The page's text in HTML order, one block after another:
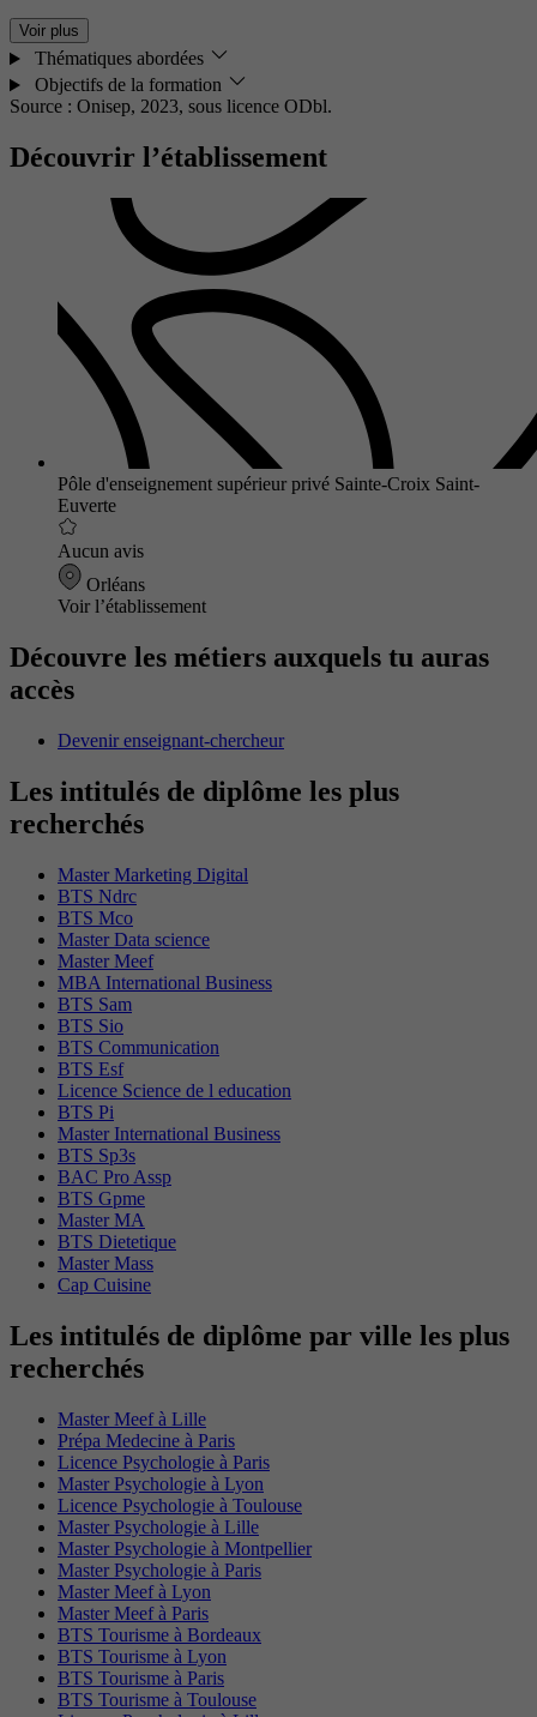
Voir plus
Thématiques abordées
Objectifs de la formation
Source : Onisep, 2023, sous licence ODbl.
Découvrir l’établissement
Pôle d'enseignement supérieur privé Sainte-Croix Saint-
Euverte
Aucun avis
Orléans
Voir l’établissement
Découvre les métiers auxquels tu auras
accès
Devenir enseignant-chercheur
Les intitulés de diplôme les plus
recherchés
Master Marketing Digital
BTS Ndrc
BTS Mco
Master Data science
Master Meef
MBA International Business
BTS Sam
BTS Sio
BTS Communication
BTS Esf
Licence Science de l education
BTS Pi
Master International Business
BTS Sp3s
BAC Pro Assp
BTS Gpme
Master MA
BTS Dietetique
Master Mass
Cap Cuisine
Les intitulés de diplôme par ville les plus
recherchés
Master Meef à Lille
Prépa Medecine à Paris
Licence Psychologie à Paris
Master Psychologie à Lyon
Licence Psychologie à Toulouse
Master Psychologie à Lille
Master Psychologie à Montpellier
Master Psychologie à Paris
Master Meef à Lyon
Master Meef à Paris
BTS Tourisme à Bordeaux
BTS Tourisme à Lyon
BTS Tourisme à Paris
BTS Tourisme à Toulouse